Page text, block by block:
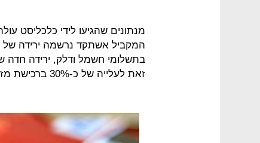
מנתונים שהגיעו לידי כלכליסט
זאת לעלייה של כ-30% ברכישת מזון.